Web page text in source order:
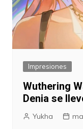
Impresiones
Wuthering
Denia se
Yukha